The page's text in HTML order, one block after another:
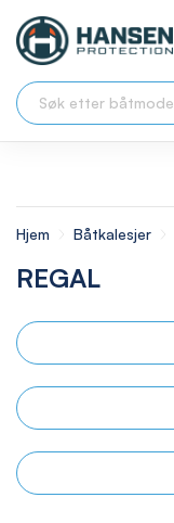
Hjem Båtkalesjer
REGAL